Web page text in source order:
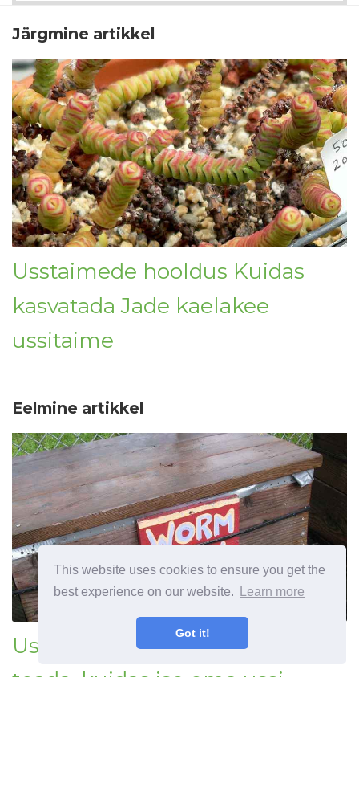
This website uses cookies to ensure you get the
best experience on our website.
Learn more
Got it!
Järgmine artikkel
Usstaimede hooldus Kuidas
kasvatada Jade kaelakee
ussitaime
Eelmine artikkel
Ussikompostimisalused - saate
teada, kuidas ise oma ussi